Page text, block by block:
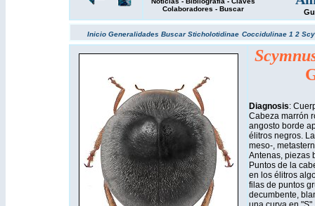
Colaboradores - Buscar
Inicio Generalidades BuscarSticholotidinae Coccidulinae 1 2
Diagnosis:
Cabeza marrón
angosto borde
élitros negros.
meso-,
Antenas, piezas
Puntos de la
en los élitros
filas de puntos
decumbente,